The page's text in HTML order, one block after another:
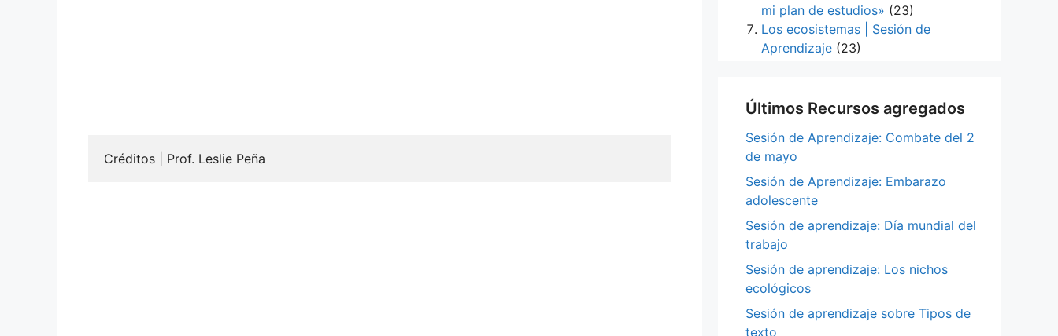
Créditos | Prof. Leslie Peña
mi plan de estudios» (23)
Los ecosistemas | Sesión de
Aprendizaje (23)
Últimos Recursos agregados
Sesión de Aprendizaje: Combate del 2
de mayo
Sesión de Aprendizaje: Embarazo
adolescente
Sesión de aprendizaje: Día mundial del
trabajo
Sesión de aprendizaje: Los nichos
ecológicos
Sesión de aprendizaje sobre Tipos de
texto